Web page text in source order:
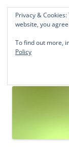
Privacy &
website, you
To find out more,
Policy